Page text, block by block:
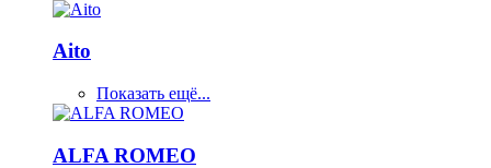
Aito
Показать ещё...
ALFA ROMEO